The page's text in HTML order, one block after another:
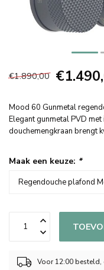
€1.890,00
Mood 60 Gunmetal
Elegant gunmetal PVD
douchemengkraan brengt
Maak een keuze: *
Voor 12:00